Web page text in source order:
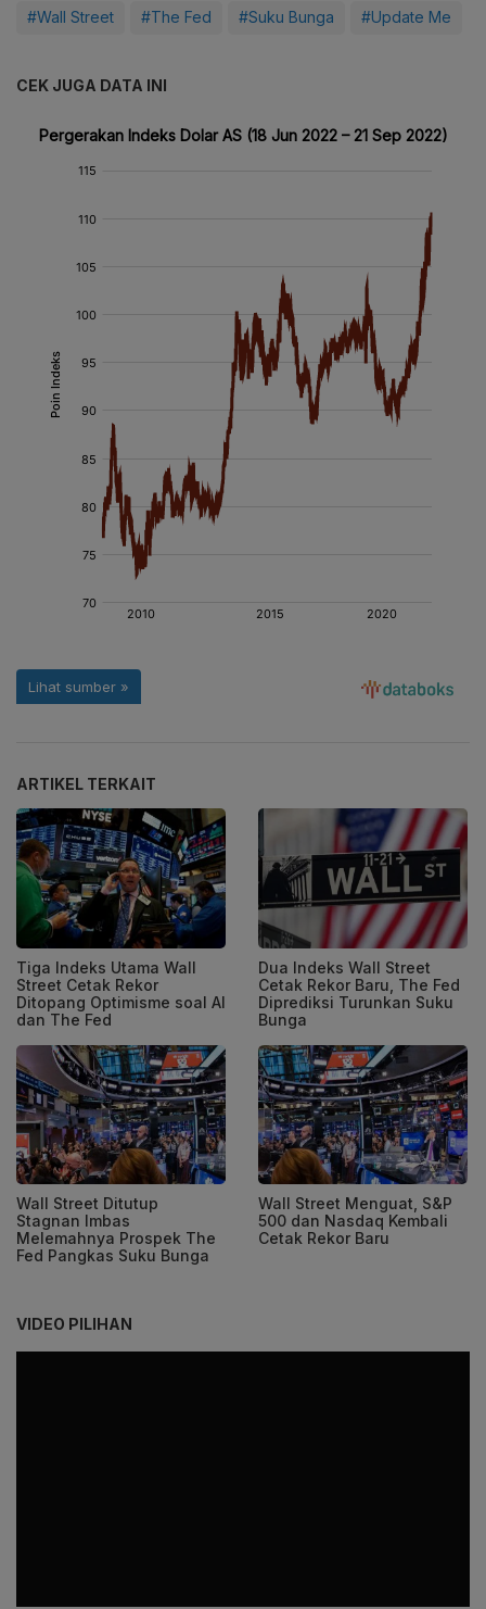
#Wall Street #The Fed #Suku Bunga #Update Me
CEK JUGA DATA INI
ARTIKEL TERKAIT
Tiga Indeks Utama Wall
Street Cetak Rekor
Ditopang Optimisme soal AI
dan The Fed
Dua Indeks Wall Street
Cetak Rekor Baru, The Fed
Diprediksi Turunkan Suku
Bunga
Wall Street Ditutup
Stagnan Imbas
Melemahnya Prospek The
Fed Pangkas Suku Bunga
Wall Street Menguat, S&P
500 dan Nasdaq Kembali
Cetak Rekor Baru
VIDEO PILIHAN